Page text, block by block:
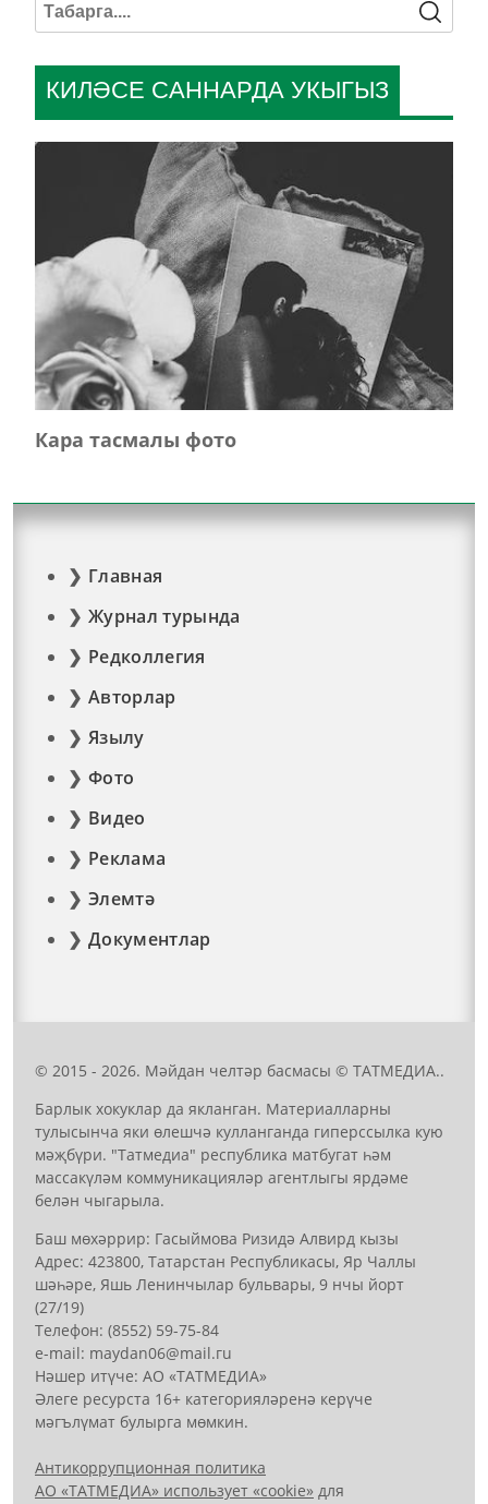
КИЛӘСЕ САННАРДА УКЫГЫЗ
Кара тасмалы фото
Главная
Журнал турында
Редколлегия
Авторлар
Язылу
Фото
Видео
Реклама
Элемтә
Документлар
© 2015 - 2026. Мәйдан челтәр басмасы © ТАТМЕДИА..
Барлык хокуклар да якланган. Материалларны
тулысынча яки өлешчә кулланганда гиперссылка кую
мәҗбүри. "Татмедиа" республика матбугат һәм
массакүләм коммуникацияләр агентлыгы ярдәме
белән чыгарыла.
Баш мөхәррир: Гасыймова Ризидә Алвирд кызы
Адрес: 423800, Татарстан Республикасы, Яр Чаллы
шәһәре, Яшь Ленинчылар бульвары, 9 нчы йорт
(27/19)
Телефон: (8552) 59-75-84
е-mail: mауdаn06@mail.гu
Нәшер итүче: АО «ТАТМЕДИА»
Әлеге ресурста 16+ категорияләренә керүче
мәгълүмат булырга мөмкин.
Антикоррупционная политика
АО «ТАТМЕДИА» использует «cookie» для